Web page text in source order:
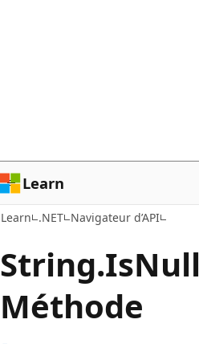
page
Learn
Learn .NET Navigateur d’API
String.IsNull
Méthode